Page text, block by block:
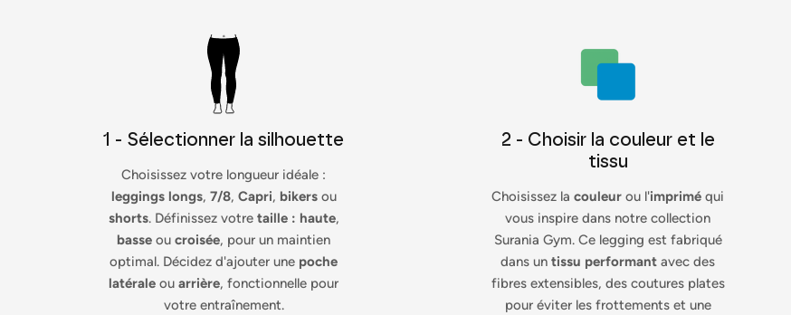
1 - Sélectionner la silhouette
Choisissez votre longueur idéale :
leggings longs, 7/8, Capri, bikersou
shorts. Définissez votre taille : haute,
basse oucroisée, pour un maintien
optimal. Décidez d'ajouter une poche
latérale ouarrière, fonctionnelle pour
votre entraînement.
2 - Choisir la couleur et le
tissu
Choisissez lacouleur ou l'imprimé qui
vous inspire dans notre collection
Surania Gym. Ce legging est fabriqué
dans untissu performantavec des
fibres extensibles, des coutures plates
pour éviter les frottements et une